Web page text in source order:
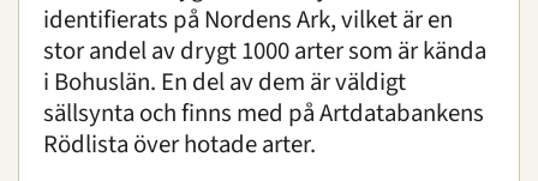
identifierats på Nordens Ark, vilket är en
stor andel av drygt 1000 arter som är kända
i Bohuslän. En del av dem är väldigt
sällsynta och finns med på Artdatabankens
Rödlista över hotade arter.